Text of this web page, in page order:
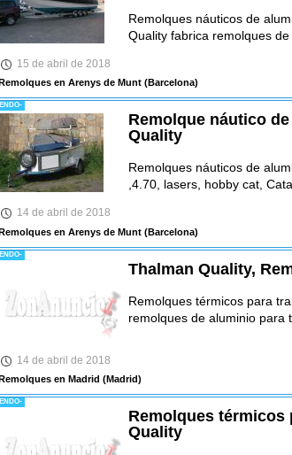
Remolques náuticos de
Quality fabrica remolques
15 de abril de 2018
en Arenys de Munt(Barcelona)
Remolque náutico
Quality
Remolques náuticos de
,4.70, lasers, hobby cat,
14 de abril de 2018
en Arenys de Munt(Barcelona)
Thalman Quality,
Remolques térmicos para
remolques de aluminio para
14 de abril de 2018
en Madrid (Madrid)
Remolques térmicos
Quality